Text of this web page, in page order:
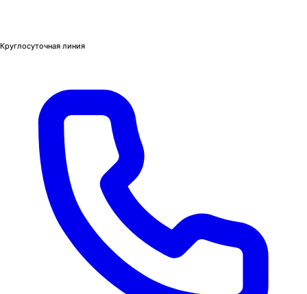
Круглосуточная линия